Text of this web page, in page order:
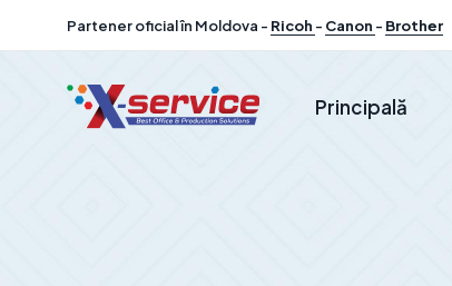
Partener oficial în Moldova - Ricoh - Canon - Brother
Principală